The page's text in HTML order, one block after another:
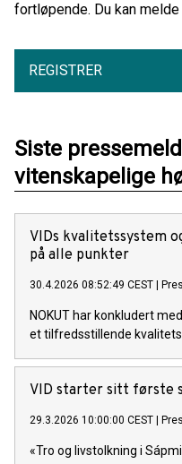
fortløpende. Du kan
REGISTRER
Siste
vitenskapelige
VIDs kvalitetssystem
på alle punkter
30.4.2026 08:52:49 CEST
NOKUT har konkludert
et tilfredsstillende
VID starter sitt første
29.3.2026 10:00:00 CEST
«Tro og livstolkning i